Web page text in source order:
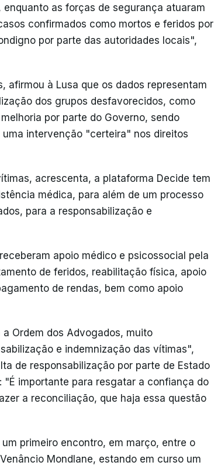
as forças de segurança atuaram
confirmados como mortos e feridos por
por parte das autoridades locais",
afirmou à Lusa que os dados representam
dos grupos desfavorecidos, como
por parte do Governo, sendo
intervenção "certeira" nos direitos
acrescenta, a plataforma Decide tem
médica, para além de um processo
para a responsabilização e
apoio médico e psicossocial pela
de feridos, reabilitação física, apoio
de rendas, bem como apoio
Ordem dos Advogados, muito
e indemnização das vítimas",
de responsabilização por parte de Estado
importante para resgatar a confiança do
a reconciliação, que haja essa questão
primeiro encontro, em março, entre o
Mondlane, estando em curso um